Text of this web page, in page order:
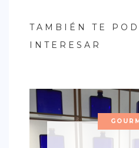
TAMBIÉN TE
INTERESAR